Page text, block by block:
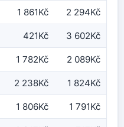
1 861Kč 2 294Kč
421Kč 3 602Kč
1 782Kč 2 089Kč
2 238Kč 1 824Kč
1 806Kč 1 791Kč